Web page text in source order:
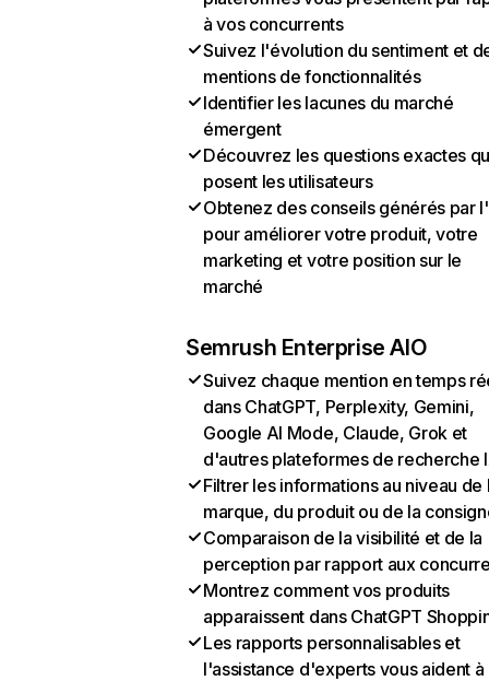
à vos concurrents
Suivez l'évolution du sentiment et
mentions de fonctionnalités
Identifier les lacunes du marché
émergent
Découvrez les questions exactes
posent les utilisateurs
Obtenez des conseils générés par
pour améliorer votre produit, votre
marketing et votre position sur le
marché
Semrush Enterprise AIO
Suivez chaque mention en temps
dans ChatGPT, Perplexity, Gemini,
Google AI Mode, Claude, Grok et
d'autres plateformes de recherche
Filtrer les informations au niveau de
marque, du produit ou de la
Comparaison de la visibilité et de la
perception par rapport aux
Montrez comment vos produits
apparaissent dans ChatGPT
Les rapports personnalisables et
l'assistance d'experts vous aident à